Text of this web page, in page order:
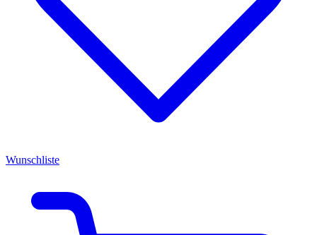
Wunschliste